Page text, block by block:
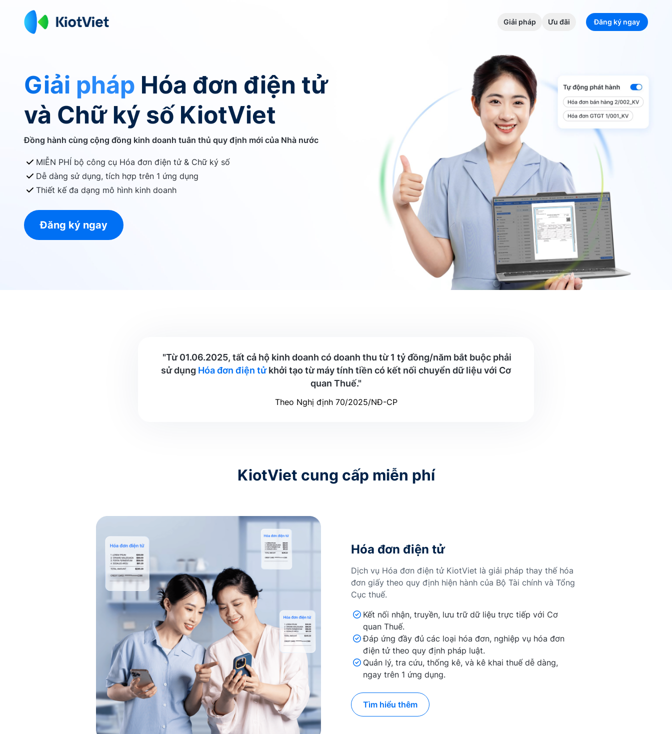
Giải pháp Ưu đãi Đăng ký ngay
Giải pháp Hóa đơn điện tử
và Chữ ký số KiotViet
Đồng hành cùng cộng đồng kinh doanh tuân thủ quy định mới của Nhà nước
MIỄN PHÍ bộ công cụ Hóa đơn điện tử & Chữ ký số
Dễ dàng sử dụng, tích hợp trên 1 ứng dụng
Thiết kế đa dạng mô hình kinh doanh
Đăng ký ngay
"Từ01.06.2025, tất cả hộ kinh doanh có doanh thu từ 1 tỷ đồng/năm bắt buộc phải
sử dụng Hóa đơn điện tửkhởi tạo từ máy tính tiền có kết nối chuyển dữ liệu với Cơ
quan Thuế."
Theo Nghị định 70/2025/NĐ-CP
KiotViet cung cấp miễn phí
Hóa đơn điện tử
Dịch vụ Hóa đơn điện tử KiotViet là giải pháp thay thế hóa
đơn giấy theo quy định hiện hành của Bộ Tài chính và Tổng
Cục thuế.
Kết nối nhận, truyền, lưu trữ dữ liệu trực tiếp với Cơ
quan Thuế.
Đáp ứng đầy đủ các loại hóa đơn, nghiệp vụ hóa đơn
điện tử theo quy định pháp luật.
Quản lý, tra cứu, thống kê, và kê khai thuế dễ dàng,
ngay trên 1 ứng dụng.
Tìm hiểu thêm